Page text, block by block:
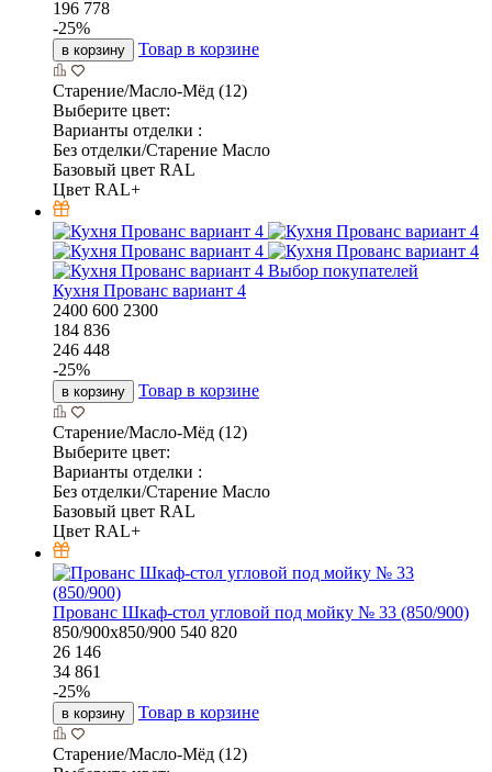
196 778
-25%
в корзину Товар в корзине
Старение/Масло-Мёд (12)
Выберите цвет:
Варианты отделки :
Без отделки/Старение Масло
Базовый цвет RAL
Цвет RAL+
Выбор покупателей
Кухня Прованс вариант 4
2400 600 2300
184 836
246 448
-25%
в корзину Товар в корзине
Старение/Масло-Мёд (12)
Выберите цвет:
Варианты отделки :
Без отделки/Старение Масло
Базовый цвет RAL
Цвет RAL+
Прованс Шкаф-стол угловой под мойку № 33 (850/900)
850/900х850/900 540 820
26 146
34 861
-25%
в корзину Товар в корзине
Старение/Масло-Мёд (12)